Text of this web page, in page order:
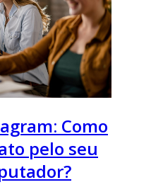
Como
pelo seu